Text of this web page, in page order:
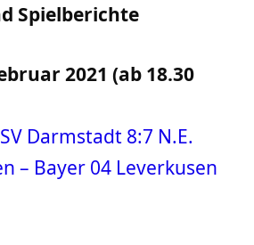
Spielberichte
2021 (ab 18.30
Darmstadt 8:7 N.E.
– Bayer 04 Leverkusen